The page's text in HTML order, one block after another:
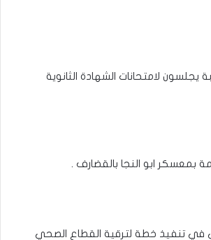
يجلسون لامتحانات الشهادة الثانوية
بمعسكر ابو النجا بالقضارف .
في تنفيذ خطة لترقية القطاع الصحي